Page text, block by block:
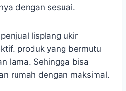
dengan sesuai.
lisplang ukir
produk yang bermutu
lama. Sehingga bisa
rumah dengan maksimal.